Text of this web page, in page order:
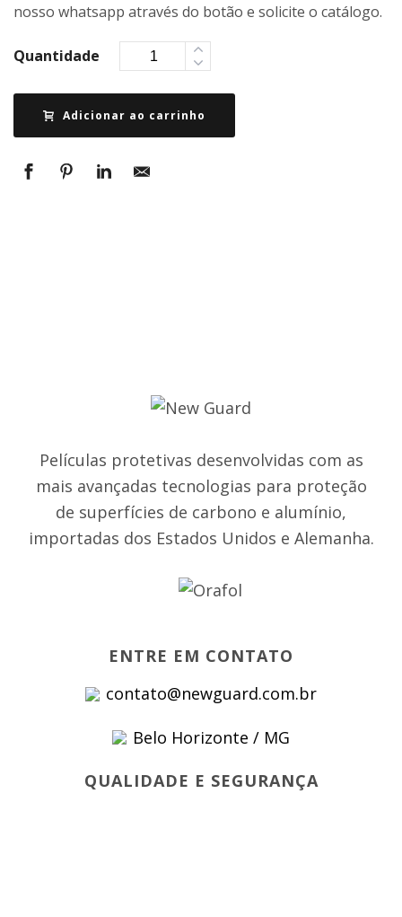
nosso whatsapp através do botão e solicite o catálogo.
Quantidade
Adicionar ao carrinho
Películas protetivas desenvolvidas com as
mais avançadas tecnologias para proteção
de superfícies de carbono e alumínio,
importadas dos Estados Unidos e Alemanha.
ENTRE EM CONTATO
contato@newguard.com.br
Belo Horizonte / MG
QUALIDADE E SEGURANÇA